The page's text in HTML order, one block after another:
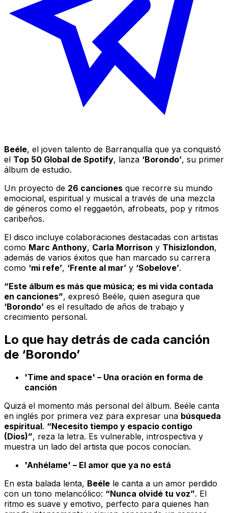
Beéle, el joven talento de Barranquilla que ya conquistó
el Top 50 Global de Spotify, lanza ‘Borondo’, su primer
álbum de estudio.
Un proyecto de 26 canciones que recorre su mundo
emocional, espiritual y musical a través de una mezcla
de géneros como el reggaetón, afrobeats, pop y ritmos
caribeños.
El disco incluye colaboraciones destacadas con artistas
como Marc Anthony, Carla Morrison y Thisizlondon,
además de varios éxitos que han marcado su carrera
como ‘mi refe’, ‘Frente al mar’ y ‘Sobelove’.
“Este álbum es más que música; es mi vida contada
en canciones”, expresó Beéle, quien asegura que
‘Borondo’ es el resultado de años de trabajo y
crecimiento personal.
Lo que hay detrás de cada canción
de ‘Borondo’
'Time and space' – Una oración en forma de
canción
Quizá el momento más personal del álbum. Beéle canta
en inglés por primera vez para expresar una búsqueda
espiritual. “Necesito tiempo y espacio contigo
(Dios)”, reza la letra. Es vulnerable, introspectiva y
muestra un lado del artista que pocos conocían.
'Anhélame' – El amor que ya no está
En esta balada lenta, Beéle le canta a un amor perdido
con un tono melancólico: “Nunca olvidé tu voz”. El
ritmo es suave y emotivo, perfecto para quienes han